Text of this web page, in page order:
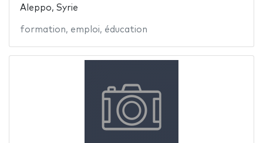
Aleppo, Syrie
formation, emploi, éducation